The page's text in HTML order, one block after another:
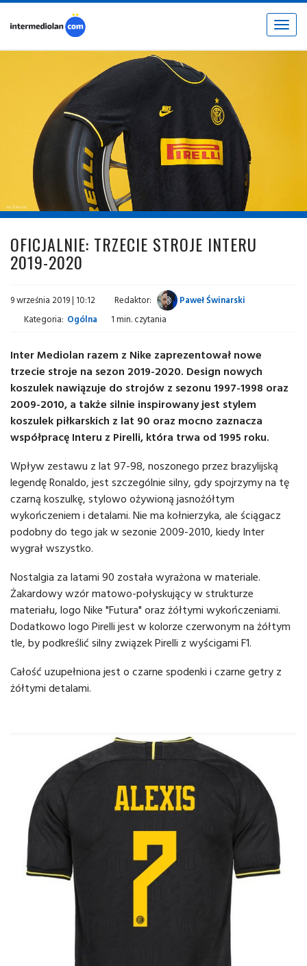
Toggle
fot. © inter.it
OFICJALNIE: TRZECIE STROJE INTERU
2019-2020
9 września 2019 | 10:12 Redaktor:
Paweł Świnarski
Kategoria: Ogólna 1 min. czytania
Inter Mediolan razem z Nike zaprezentował nowe
trzecie stroje na sezon 2019-2020. Design nowych
koszulek nawiązuje do strojów z sezonu 1997-1998 oraz
2009-2010, a także silnie inspirowany jest stylem
koszulek piłkarskich z lat 90 oraz mocno zaznacza
współpracę Interu z Pirelli, która trwa od 1995 roku.
Wpływ zestawu z lat 97-98, noszonego przez brazylijską
legendę Ronaldo, jest szczególnie silny, gdy spojrzymy na tę
czarną koszulkę, stylowo ożywioną jasnożółtym
wykończeniem i detalami. Nie ma kołnierzyka, ale ściągacz
podobny do tego jak w sezonie 2009-2010, kiedy Inter
wygrał wszystko.
Nostalgia za latami 90 została wyrażona w materiale.
Żakardowy wzór matowo-połyskujący w strukturze
materiału, logo Nike "Futura" oraz żółtymi wykończeniami.
Dodatkowo logo Pirelli jest w kolorze czerwonym na żółtym
tle, by podkreślić silny związek Pirelli z wyścigami F1.
Całość uzupełniona jest o czarne spodenki i czarne getry z
żółtymi detalami.